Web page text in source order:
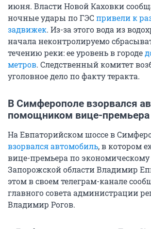
июня. Власти Новой Каховки
ночные удары по ГЭСпривели к
задвижек. Из-за этого вода из
начала неконтролируемо
течению реки: ее уровень в городе
метров. Следственный комитет
уголовное дело по факту теракта.
В Симферополе взорвался
помощником вице-
На Евпаторийском шоссе в
взорвался автомобиль, в котором
вице-премьера по
Запорожской области Владимир
этом в своем телеграм-канале
главного совета администрации
Владимир Рогов.